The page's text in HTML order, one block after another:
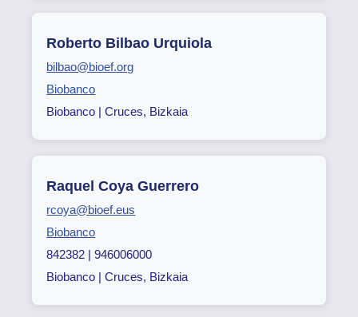
Roberto Bilbao Urquiola
bilbao@bioef.org
Biobanco
Biobanco | Cruces, Bizkaia
Raquel Coya Guerrero
rcoya@bioef.eus
Biobanco
842382 | 946006000
Biobanco | Cruces, Bizkaia